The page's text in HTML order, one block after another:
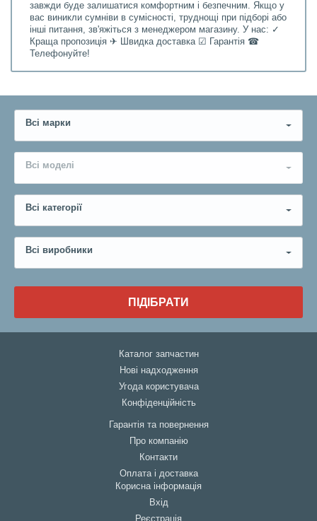
завжди буде залишатися комфортним і безпечним. Якщо у
вас виникли сумніви в сумісності, труднощі при підборі або
інші питання, зв'яжіться з менеджером магазину. У нас: ✓
Краща пропозиція ✈ Швидка доставка ☑ Гарантія ☎
Телефонуйте!
Всі марки
Всі моделі
Всі категорії
Всі виробники
ПІДІБРАТИ
Каталог запчастин
Нові надходження
Угода користувача
Конфіденційність
Гарантія та повернення
Про компанію
Контакти
Оплата і доставка
Корисна інформація
Вхід
Реєстрація